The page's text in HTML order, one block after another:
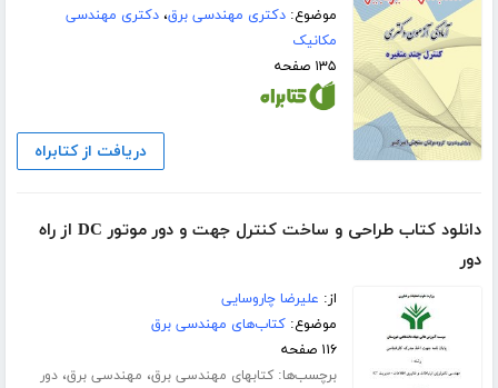
موضوع:دکتری مهندسی برق،دکتری مهندسی
مکانیک
۱۳۵ صفحه
دریافت از کتابراه
دانلود کتاب طراحی و ساخت کنترل جهت و دور موتور DC از راه
دور
از: علیرضا چاروسایی
موضوع:کتاب‌های مهندسی برق
۱۱۶ صفحه
برچسب‌ها:کتابهای مهندسی برق، مهندسی برق،دور